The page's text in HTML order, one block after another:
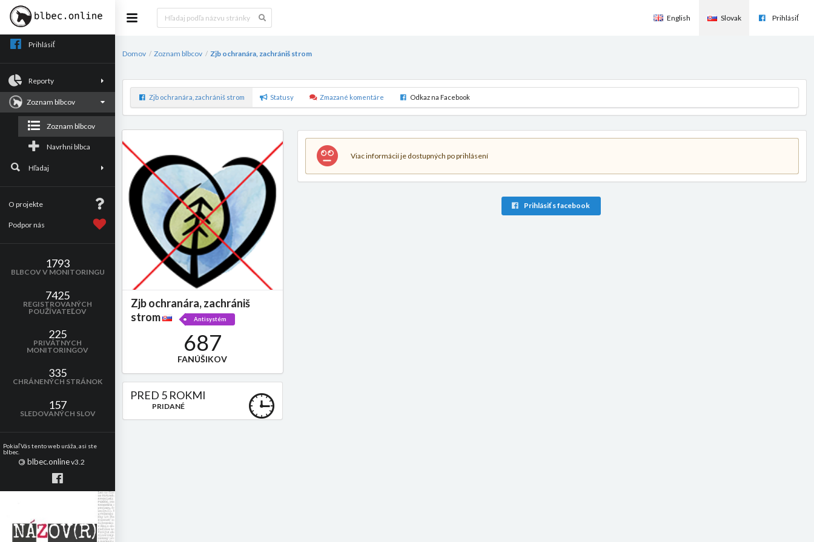
Prihlásiť
Reporty
Zoznam blbcov
Zoznam blbcov
Navrhni blbca
Hľadaj
O projekte
Podpor nás
1793
BLBCOV V MONITORINGU
7425
REGISTROVANÝCH
POUŽÍVATEĽOV
225
PRIVÁTNYCH
MONITORINGOV
335
CHRÁNENÝCH STRÁNOK
157
SLEDOVANÝCH SLOV
Pokiaľ Vás tento web uráža, asi ste
blbec.
© blbec.onlinev3.2
English Slovak Prihlásiť
Domov / Zoznam blbcov / Zjb ochranára, zachrániš strom
Zjb ochranára, zachrániš strom Statusy Zmazané komentáre Odkaz na Facebook
Zjb ochranára, zachrániš
strom
Antisystém
687
FANÚŠIKOV
PRED 5 ROKMI
PRIDANÉ
Viac informácií je dostupných po prihlásení
Prihlásiť s facebook